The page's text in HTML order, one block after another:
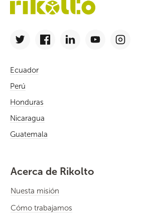
Ecuador
Perú
Honduras
Nicaragua
Guatemala
Acerca de Rikolto
Nuesta misión
Cómo trabajamos